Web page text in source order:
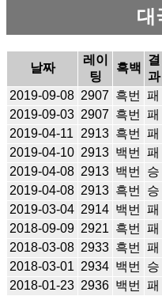
대
날짜
레이
팅
흑백
결
과
2019-09-08 2907 흑번 패
2019-09-03 2907 흑번 패
2019-04-11
2913 흑번 패
2019-04-10 2913 백번 패
2019-04-08 2913 백번 승
2019-04-08 2913 흑번 승
2019-03-04 2914 백번 패
2018-09-09 2921 흑번 패
2018-03-08 2933 흑번 패
2018-03-01 2934 백번 승
2018-01-23 2936 백번 패